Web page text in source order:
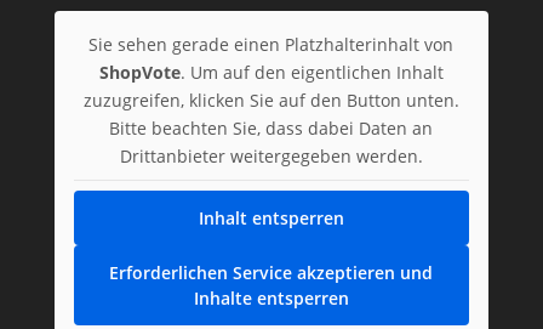
Sie sehen gerade einen Platzhalterinhalt von
ShopVote. Um auf den eigentlichen Inhalt
zuzugreifen, klicken Sie auf den Button unten.
Bitte beachten Sie, dass dabei Daten an
Drittanbieter weitergegeben werden.
Inhalt entsperren
Erforderlichen Service akzeptieren und
Inhalte entsperren